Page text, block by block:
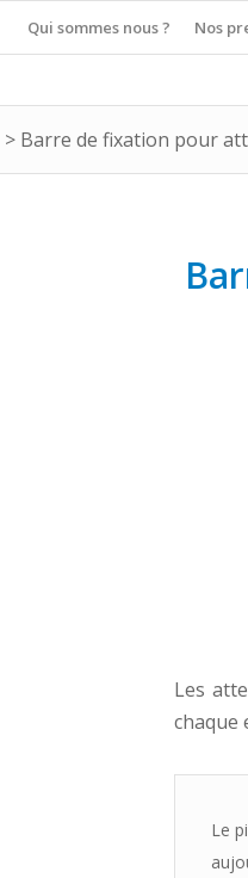
Qui sommes nous ? Nos
> Barre de fixation pour
Les
chaque
Le